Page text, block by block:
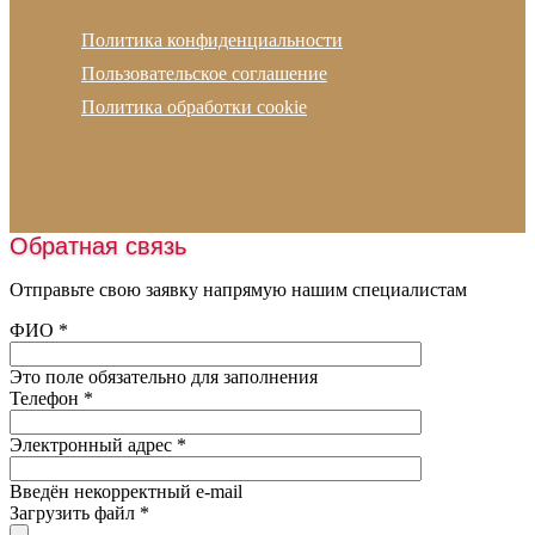
Скипидар
Резиновая плитка
Рулонные покрытия
Шовная лента
Пробковая крошка
Песок
Подогрев футбольного поля
Устройство подогрева
Подготовка основания
Проектирование
Монтаж освещения
Нанесение разметки
Заливка катков
Обслуживание катков
Адрес офиса: г. Москва, Русаковская улица, д.13
Адрес склада: Московская обл., г.Ногинск
Политика конфиденциальности
Пользовательское соглашение
Политика обработки cookie
Обратная связь
Отправьте свою заявку напрямую нашим специалистам
ФИО *
Это поле обязательно для заполнения
Телефон *
Электронный адрес *
Введён некорректный e-mail
Загрузить файл *